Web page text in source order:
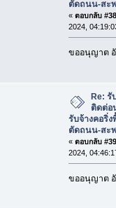
ตัดถนน-สะ
« ตอบกลับ
2024,
ขออนุญาต
Re: รั
ติดต่อ
รับจ้างคอริ่
ตัดถนน-สะ
« ตอบกลับ
2024,
ขออนุญาต